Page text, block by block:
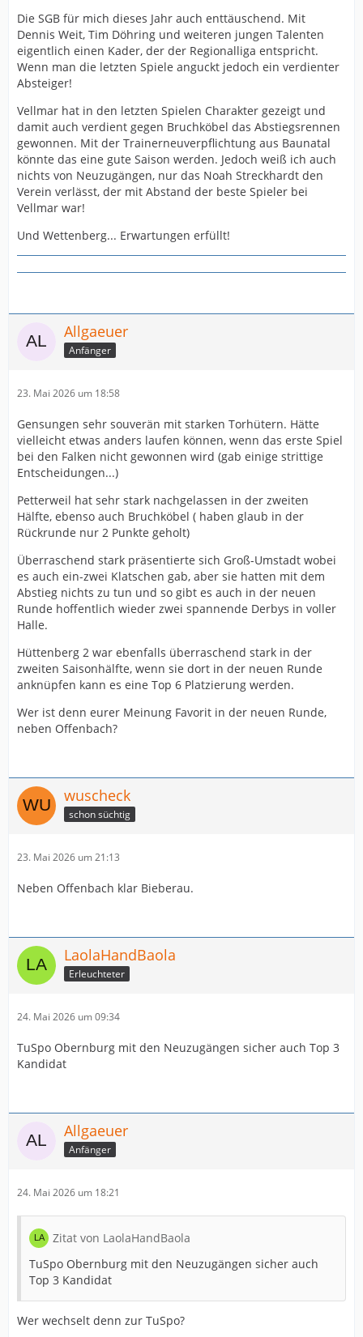
Die SGB für mich dieses Jahr auch enttäuschend. Mit
Dennis Weit, Tim Döhring und weiteren jungen Talenten
eigentlich einen Kader, der der Regionalliga entspricht.
Wenn man die letzten Spiele anguckt jedoch ein verdienter
Absteiger!
Vellmar hat in den letzten Spielen Charakter gezeigt und
damit auch verdient gegen Bruchköbel das Abstiegsrennen
gewonnen. Mit der Trainerneuverpflichtung aus Baunatal
könnte das eine gute Saison werden. Jedoch weiß ich auch
nichts von Neuzugängen, nur das Noah Streckhardt den
Verein verlässt, der mit Abstand der beste Spieler bei
Vellmar war!
Und Wettenberg... Erwartungen erfüllt!
Allgaeuer
Anfänger
23. Mai 2026 um 18:58
Gensungen sehr souverän mit starken Torhütern. Hätte
vielleicht etwas anders laufen können, wenn das erste Spiel
bei den Falken nicht gewonnen wird (gab einige strittige
Entscheidungen...)
Petterweil hat sehr stark nachgelassen in der zweiten
Hälfte, ebenso auch Bruchköbel ( haben glaub in der
Rückrunde nur 2 Punkte geholt)
Überraschend stark präsentierte sich Groß-Umstadt wobei
es auch ein-zwei Klatschen gab, aber sie hatten mit dem
Abstieg nichts zu tun und so gibt es auch in der neuen
Runde hoffentlich wieder zwei spannende Derbys in voller
Halle.
Hüttenberg 2 war ebenfalls überraschend stark in der
zweiten Saisonhälfte, wenn sie dort in der neuen Runde
anknüpfen kann es eine Top 6 Platzierung werden.
Wer ist denn eurer Meinung Favorit in der neuen Runde,
neben Offenbach?
wuscheck
schon süchtig
23. Mai 2026 um 21:13
Neben Offenbach klar Bieberau.
LaolaHandBaola
Erleuchteter
24. Mai 2026 um 09:34
TuSpo Obernburg mit den Neuzugängen sicher auch Top 3
Kandidat
Allgaeuer
Anfänger
24. Mai 2026 um 18:21
Zitat von LaolaHandBaola
TuSpo Obernburg mit den Neuzugängen sicher auch
Top 3 Kandidat
Wer wechselt denn zur TuSpo?